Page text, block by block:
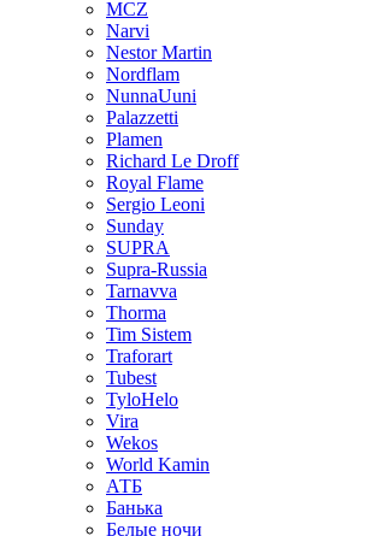
MCZ
Narvi
Nestor Martin
Nordflam
NunnaUuni
Palazzetti
Plamen
Richard Le Droff
Royal Flame
Sergio Leoni
Sunday
SUPRA
Supra-Russia
Tarnavva
Thorma
Tim Sistem
Traforart
Tubest
TyloHelo
Vira
Wekos
World Kamin
АТБ
Банька
Белые ночи